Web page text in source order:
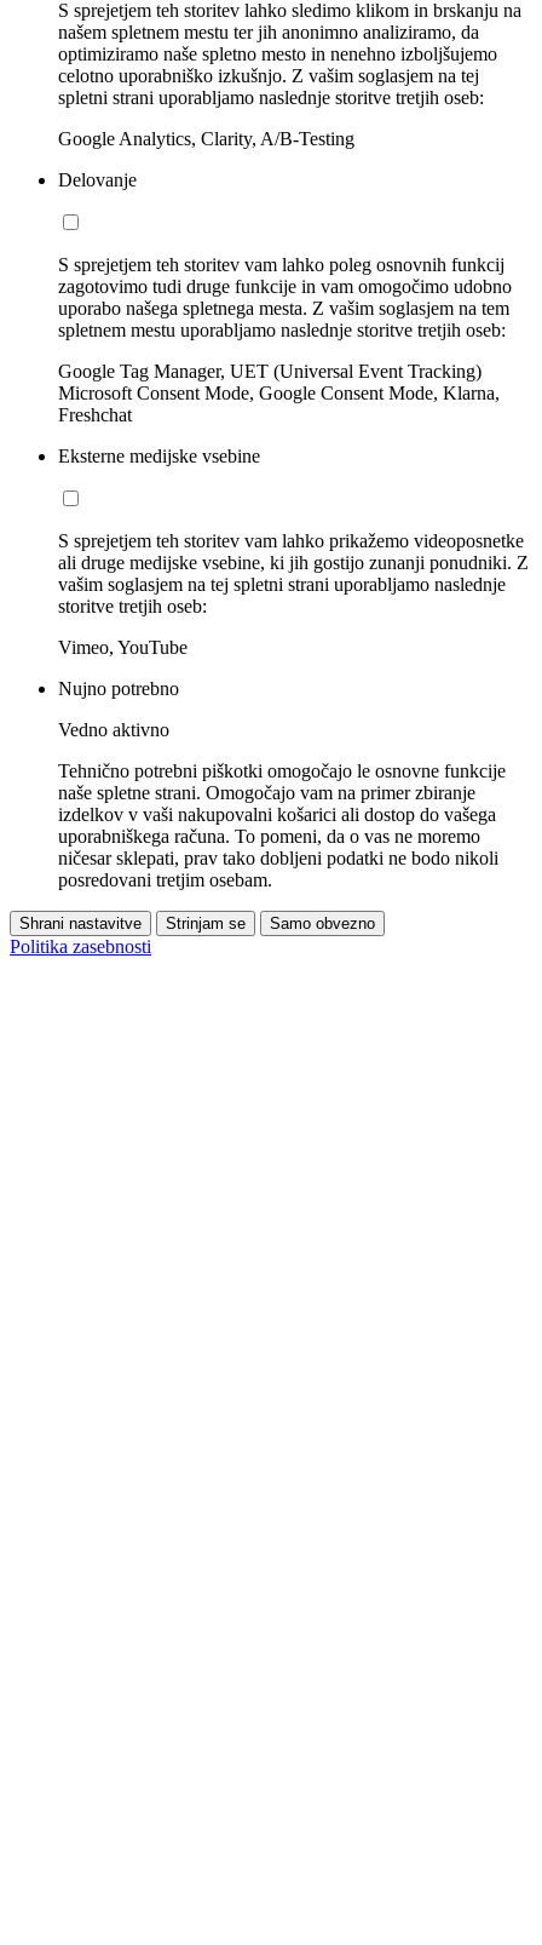
S sprejetjem teh storitev lahko sledimo klikom in brskanju na
našem spletnem mestu ter jih anonimno analiziramo, da
optimiziramo naše spletno mesto in nenehno izboljšujemo
celotno uporabniško izkušnjo. Z vašim soglasjem na tej
spletni strani uporabljamo naslednje storitve tretjih oseb:
Google Analytics, Clarity, A/B-Testing
Delovanje
S sprejetjem teh storitev vam lahko poleg osnovnih funkcij
zagotovimo tudi druge funkcije in vam omogočimo udobno
uporabo našega spletnega mesta. Z vašim soglasjem na tem
spletnem mestu uporabljamo naslednje storitve tretjih oseb:
Google Tag Manager, UET (Universal Event Tracking)
Microsoft Consent Mode, Google Consent Mode, Klarna,
Freshchat
Eksterne medijske vsebine
S sprejetjem teh storitev vam lahko prikažemo videoposnetke
ali druge medijske vsebine, ki jih gostijo zunanji ponudniki. Z
vašim soglasjem na tej spletni strani uporabljamo naslednje
storitve tretjih oseb:
Vimeo, YouTube
Nujno potrebno
Vedno aktivno
Tehnično potrebni piškotki omogočajo le osnovne funkcije
naše spletne strani. Omogočajo vam na primer zbiranje
izdelkov v vaši nakupovalni košarici ali dostop do vašega
uporabniškega računa. To pomeni, da o vas ne moremo
ničesar sklepati, prav tako dobljeni podatki ne bodo nikoli
posredovani tretjim osebam.
Shrani nastavitve Strinjam se Samo obvezno
Politika zasebnosti